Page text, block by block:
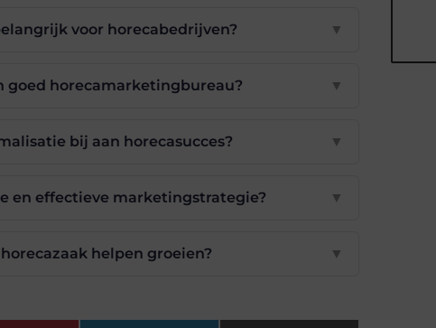
voor horecabedrijven? ▼
goed horecamarketingbureau? ▼
bij aan horecasucces? ▼
en effectieve marketingstrategie? ▼
helpen groeien? ▼